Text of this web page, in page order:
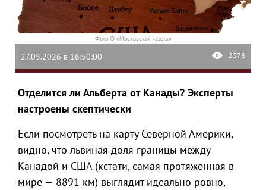
Фото © «Московская газета»
27.05.2026 в 16:50:00 2578
Отделится ли Альберта от Канады? Эксперты
настроены скептически
Если посмотреть на карту Северной Америки,
видно, что львиная доля границы между
Канадой и США (кстати, самая протяженная в
мире — 8891 км) выглядит идеально ровно,